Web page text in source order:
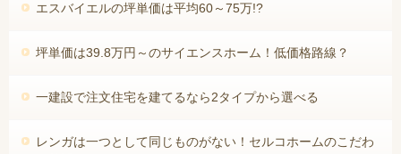
エスバイエルの坪単価は平均60～75万!?
坪単価は39.8万円～のサイエンスホーム！低価格路線？
一建設で注文住宅を建てるなら2タイプから選べる
レンガは一つとして同じものがない！セルコホームのこだわ